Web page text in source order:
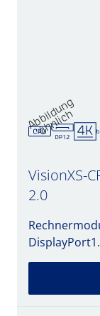
A
b
bil
d
u
n
g
ä
h
nli
c
h
VisionXS-
2.0